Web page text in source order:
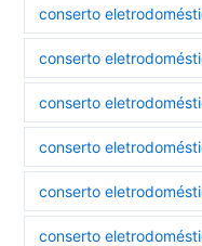
conserto
conserto
conserto
conserto
conserto
conserto